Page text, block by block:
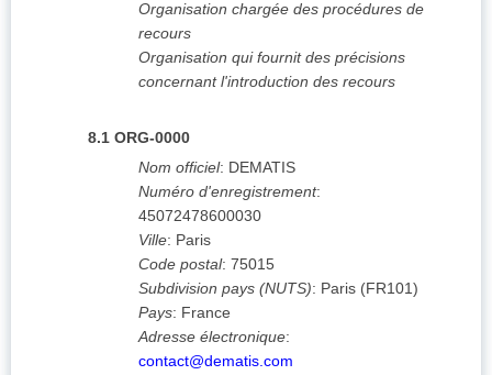
Organisation chargée des procédures de
recours
Organisation qui fournit des précisions
concernant l'introduction des recours
8.1 ORG-0000
Nom officiel: DEMATIS
Numéro d'enregistrement:
45072478600030
Ville: Paris
Code postal: 75015
Subdivision pays (NUTS): Paris (FR101)
Pays: France
Adresse électronique:
contact@dematis.com